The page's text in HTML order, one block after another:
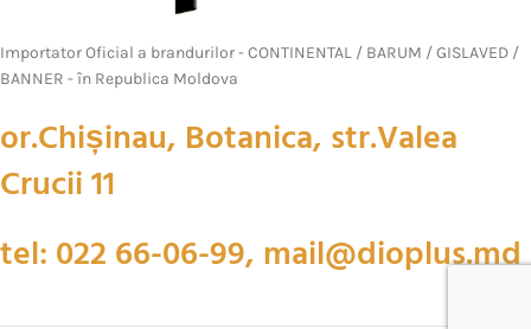
Importator Oficial a brandurilor - CONTINENTAL / BARUM / GISLAVED /
BANNER - în Republica Moldova
or.Chișinau, Botanica, str.Valea
Crucii 11
tel: 022 66-06-99, mail@dioplus.md